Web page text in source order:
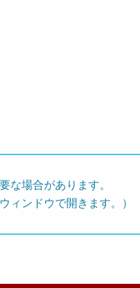
な場合があります。
ウィンドウで開きます。）